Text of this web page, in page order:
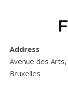
Address
Avenue des
Bruxelles